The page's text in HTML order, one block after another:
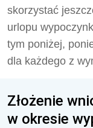
skorzystać
urlopu
tym poniżej,
dla każdego z
Złożenie
w okresie